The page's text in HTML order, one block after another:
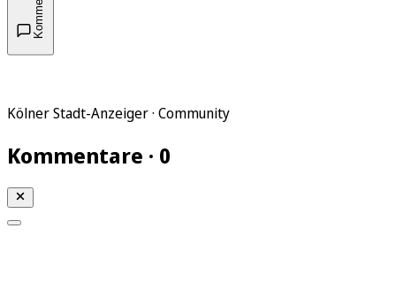
Kölner Stadt-Anzeiger · Community
Kommentare · 0